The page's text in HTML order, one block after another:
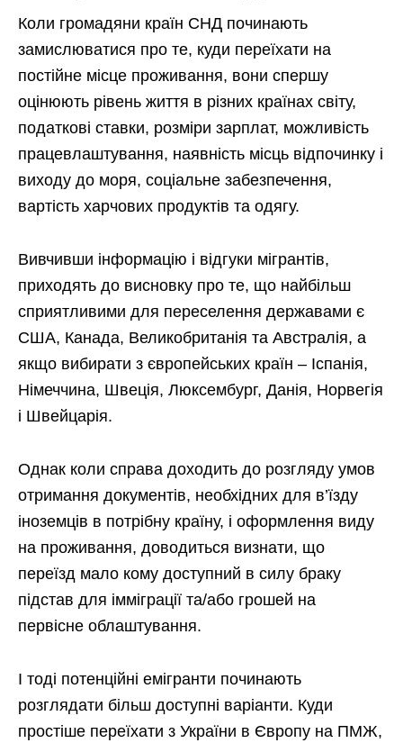
Коли громадяни країн СНД починають
замислюватися про те, куди переїхати на
постійне місце проживання, вони спершу
оцінюють рівень життя в різних країнах світу,
податкові ставки, розміри зарплат, можливість
працевлаштування, наявність місць відпочинку і
виходу до моря, соціальне забезпечення,
вартість харчових продуктів та одягу.
Вивчивши інформацію і відгуки мігрантів,
приходять до висновку про те, що найбільш
сприятливими для переселення державами є
США, Канада, Великобританія та Австралія, а
якщо вибирати з європейських країн – Іспанія,
Німеччина, Швеція, Люксембург, Данія, Норвегія
і Швейцарія.
Однак коли справа доходить до розгляду умов
отримання документів, необхідних для в’їзду
іноземців в потрібну країну, і оформлення виду
на проживання, доводиться визнати, що
переїзд мало кому доступний в силу браку
підстав для імміграції та/або грошей на
первісне облаштування.
І тоді потенційні емігранти починають
розглядати більш доступні варіанти. Куди
простіше переїхати з України в Європу на ПМЖ,